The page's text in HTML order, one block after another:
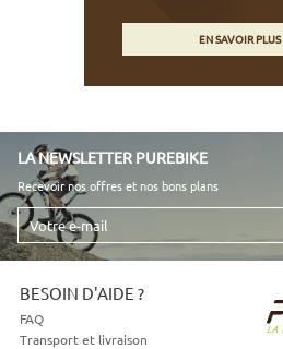
EN SAVOIR PLUS
LA NEWSLETTER PUREBIKE
Recevoir nos offres et nos bons plans
Votre
e-
mail
BESOIN D'AIDE ?
FAQ
Transport et livraison